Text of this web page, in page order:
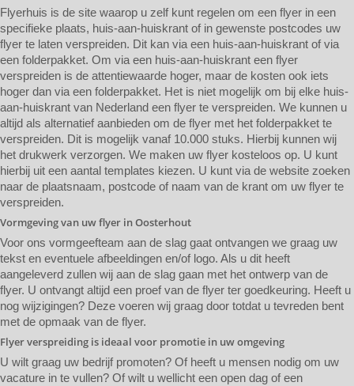
Flyerhuis is de site waarop u zelf kunt regelen om een flyer in een
specifieke plaats, huis-aan-huiskrant of in gewenste postcodes uw
flyer te laten verspreiden. Dit kan via een huis-aan-huiskrant of via
een folderpakket. Om via een huis-aan-huiskrant een flyer
verspreiden is de attentiewaarde hoger, maar de kosten ook iets
hoger dan via een folderpakket. Het is niet mogelijk om bij elke huis-
aan-huiskrant van Nederland een flyer te verspreiden. We kunnen u
altijd als alternatief aanbieden om de flyer met het folderpakket te
verspreiden. Dit is mogelijk vanaf 10.000 stuks. Hierbij kunnen wij
het drukwerk verzorgen. We maken uw flyer kosteloos op. U kunt
hierbij uit een aantal templates kiezen. U kunt via de website zoeken
naar de plaatsnaam, postcode of naam van de krant om uw flyer te
verspreiden.
Vormgeving van uw flyer in Oosterhout
Voor ons vormgeefteam aan de slag gaat ontvangen we graag uw
tekst en eventuele afbeeldingen en/of logo. Als u dit heeft
aangeleverd zullen wij aan de slag gaan met het ontwerp van de
flyer. U ontvangt altijd een proef van de flyer ter goedkeuring. Heeft u
nog wijzigingen? Deze voeren wij graag door totdat u tevreden bent
met de opmaak van de flyer.
Flyer verspreiding is ideaal voor promotie in uw omgeving
U wilt graag uw bedrijf promoten? Of heeft u mensen nodig om uw
vacature in te vullen? Of wilt u wellicht een open dag of een